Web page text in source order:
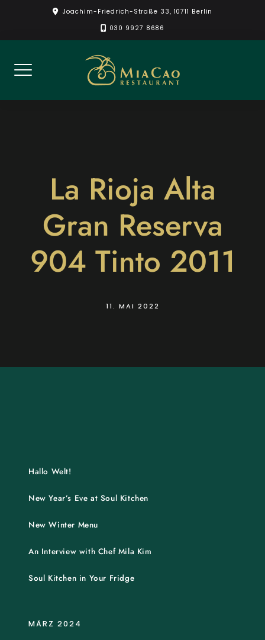
content
Joachim-Friedrich-Straße 33, 10711 Berlin
030 9927 8686
La Rioja Alta
Gran Reserva
904 Tinto 2011
11. MAI 2022
Hallo Welt!
New Year’s Eve at Soul Kitchen
New Winter Menu
An Interview with Chef Mila Kim
Soul Kitchen in Your Fridge
MÄRZ 2024